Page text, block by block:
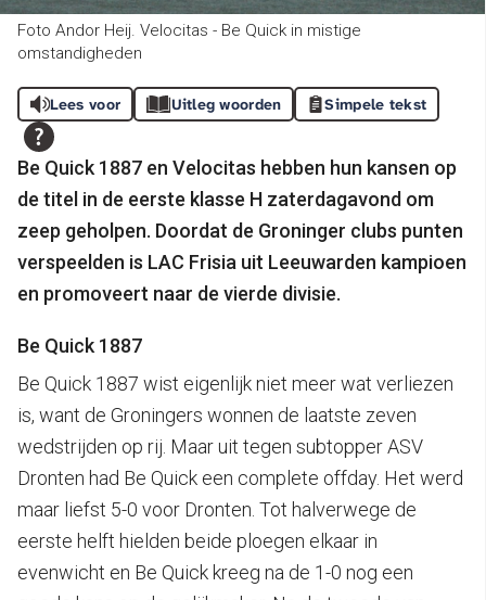
Foto Andor Heij. Velocitas - Be Quick in mistige
omstandigheden
Lees voor Uitleg woorden Simpele tekst
Be Quick 1887 en Velocitas hebben hun kansen op
de titel in de eerste klasse H zaterdagavond om
zeep geholpen. Doordat de Groninger clubs punten
verspeelden is LAC Frisia uit Leeuwarden kampioen
en promoveert naar de vierde divisie.
Be Quick 1887
Be Quick 1887 wist eigenlijk niet meer wat verliezen
is, want de Groningers wonnen de laatste zeven
wedstrijden op rij. Maar uit tegen subtopper ASV
Dronten had Be Quick een complete offday. Het werd
maar liefst 5-0 voor Dronten. Tot halverwege de
eerste helft hielden beide ploegen elkaar in
evenwicht en Be Quick kreeg na de 1-0 nog een